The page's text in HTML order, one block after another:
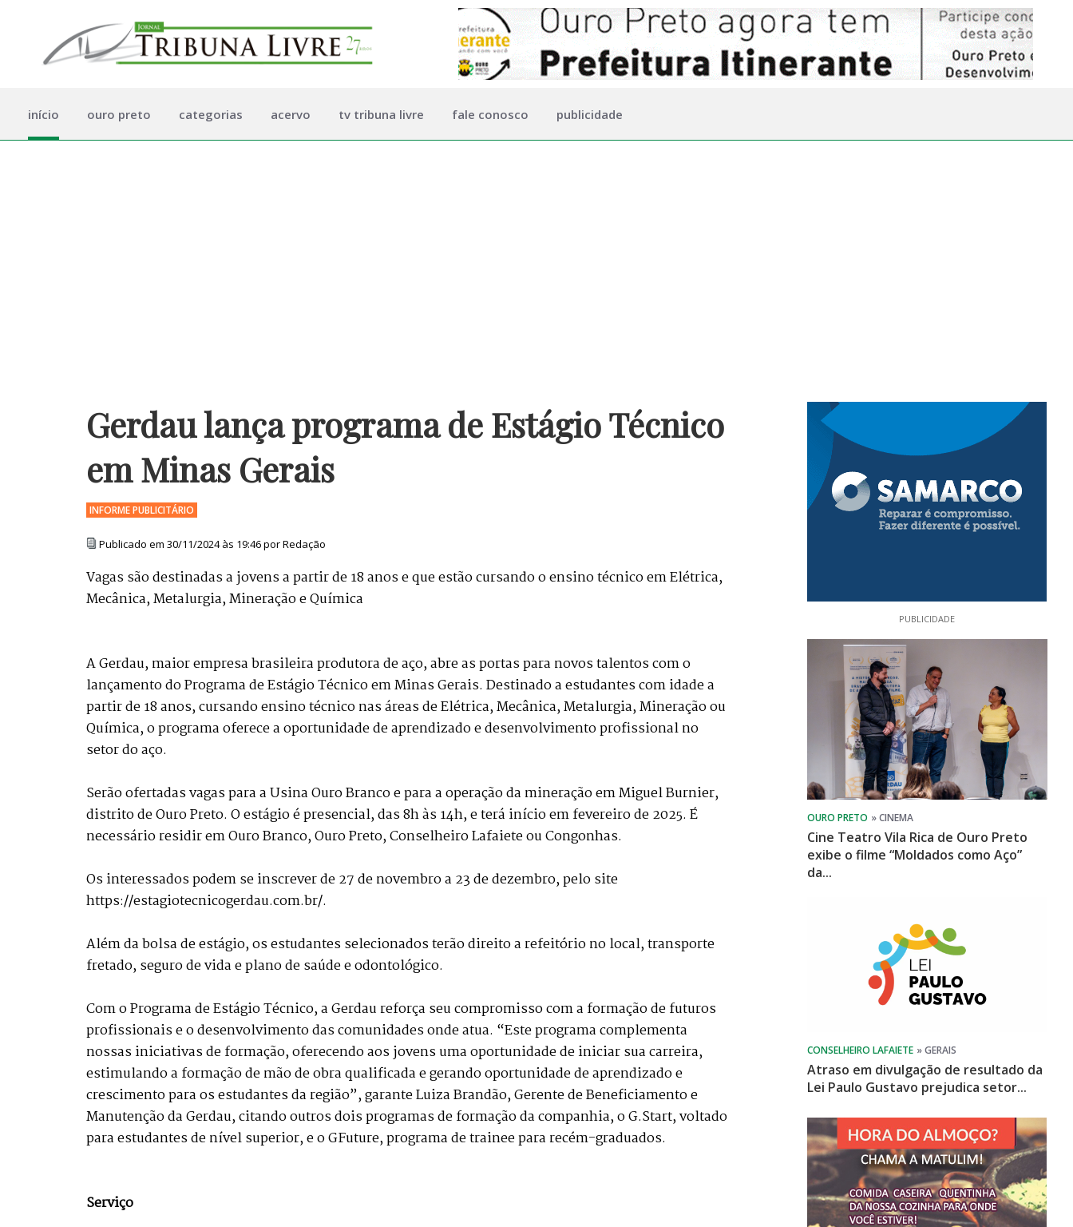
início ouro preto categorias acervo tv tribuna livre fale conosco publicidade
Gerdau lança programa de Estágio Técnico
em Minas Gerais
Publicado em 30/11/2024 às 19:46 por Redação
Vagas são destinadas a jovens a partir de 18 anos e que estão cursando o ensino técnico em Elétrica,
Mecânica, Metalurgia, Mineração e Química
A Gerdau, maior empresa brasileira produtora de aço, abre as portas para novos talentos com o
lançamento do Programa de Estágio Técnico em Minas Gerais. Destinado a estudantes com idade a
partir de 18 anos, cursando ensino técnico nas áreas de Elétrica, Mecânica, Metalurgia, Mineração ou
Química, o programa oferece a oportunidade de aprendizado e desenvolvimento profissional no
setor do aço.
Serão ofertadas vagas para a Usina Ouro Branco e para a operação da mineração em Miguel Burnier,
distrito de Ouro Preto. O estágio é presencial, das 8h às 14h, e terá início em fevereiro de 2025. É
necessário residir em Ouro Branco, Ouro Preto, Conselheiro Lafaiete ou Congonhas.
Os interessados podem se inscrever de 27 de novembro a 23 de dezembro, pelo site
https://estagiotecnicogerdau.com.br/.
Além da bolsa de estágio, os estudantes selecionados terão direito a refeitório no local, transporte
fretado, seguro de vida e plano de saúde e odontológico.
Com o Programa de Estágio Técnico, a Gerdau reforça seu compromisso com a formação de futuros
profissionais e o desenvolvimento das comunidades onde atua. “Este programa complementa
nossas iniciativas de formação, oferecendo aos jovens uma oportunidade de iniciar sua carreira,
estimulando a formação de mão de obra qualificada e gerando oportunidade de aprendizado e
crescimento para os estudantes da região”, garante Luiza Brandão, Gerente de Beneficiamento e
Manutenção da Gerdau, citando outros dois programas de formação da companhia, o G.Start, voltado
para estudantes de nível superior, e o GFuture, programa de trainee para recém-graduados.
Serviço
PUBLICIDADE
Cine Teatro Vila Rica de Ouro Preto
exibe o filme “Moldados como Aço”
da...
Atraso em divulgação de resultado da
Lei Paulo Gustavo prejudica setor...